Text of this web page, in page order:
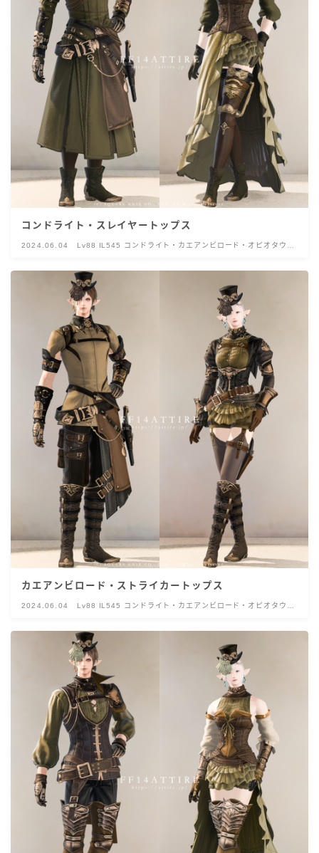
コンドライト・スレイヤートップス
2024.06.04
Lv88 IL545 コンドライト・カエアンビロード・オピオタウル
カエアンビロード・ストライカートップス
2024.06.04
Lv88 IL545 コンドライト・カエアンビロード・オピオタウル